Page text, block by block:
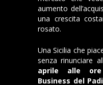
aumento
una crescita
rosato.
Una Sicilia che
senza rinunciare
aprile alle ore
Business del